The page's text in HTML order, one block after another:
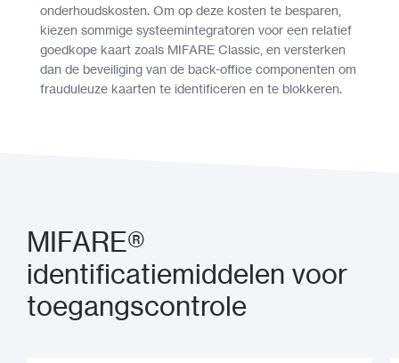
onderhoudskosten. Om op deze kosten te besparen,
kiezen sommige systeemintegratoren voor een relatief
goedkope kaart zoals MIFARE Classic, en versterken
dan de beveiliging van de back-office componenten om
frauduleuze kaarten te identificeren en te blokkeren.
MIFARE®
identificatiemiddelen voor
toegangscontrole